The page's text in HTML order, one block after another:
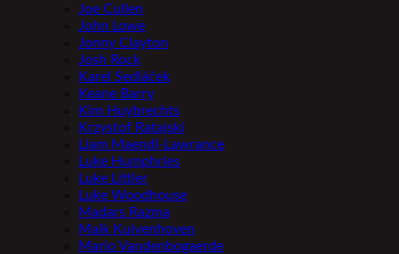
Joe Cullen
John Lowe
Jonny Clayton
Josh Rock
Karel Sedláček
Keane Barry
Kim Huybrechts
Krzystof Ratajski
Liam Maendl-Lawrance
Luke Humphries
Luke Littler
Luke Woodhouse
Madars Razma
Maik Kuivenhoven
Mario Vandenbogaerde